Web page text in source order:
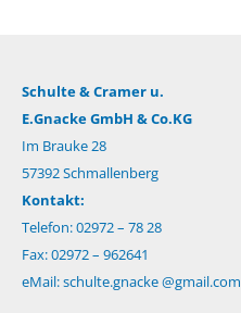
Schulte & Cramer u.
E.Gnacke GmbH & Co.KG
Im Brauke 28
57392 Schmallenberg
Kontakt:
Telefon: 02972 – 78 28
Fax: 02972 – 962641
eMail:schulte.gnacke @gmail.com